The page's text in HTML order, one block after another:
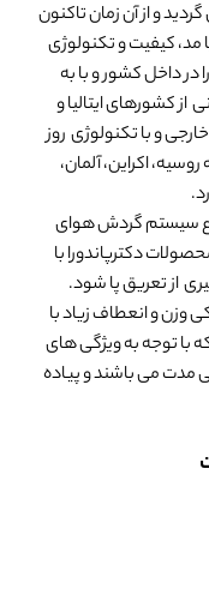
گردید و از آن زمان تاکنون
کیفیت و تکنولوژی
داخل کشور و با به
کشورهای ایتالیا و
و با تکنولوژی روز
اکراین، آلمان،
سیستم گردش هوای
دکترپاندورا با
از تعریق پا شود.
و انعطاف زیاد با
با توجه به ویژگی های
می باشند و پیاده